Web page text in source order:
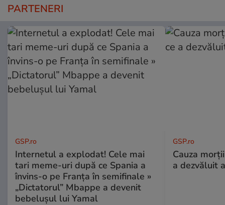
PARTENERI
GSP.ro
Internetul a explodat! Cele mai
tari meme-uri după ce Spania a
învins-o pe Franța în semifinale »
„Dictatorul” Mbappe a devenit
bebelușul lui Yamal
GSP.ro
Cauza
a dezvăluit